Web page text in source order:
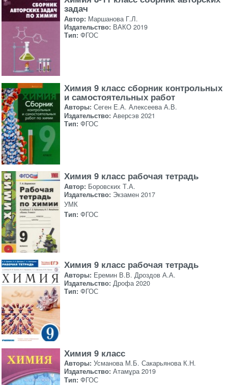
задач
Автор: Маршанова Г.Л.
Издательство: ВАКО 2019
Тип: ФГОС
Химия 9 класс сборник контрольных
и самостоятельных работ
Авторы: Сеген Е.А. Алексеева А.В.
Издательство: Аверсэв 2021
Тип: ФГОС
Химия 9 класс рабочая тетрадь
Автор: Боровских Т.А.
Издательство: Экзамен 2017
УМК
Тип: ФГОС
Химия 9 класс рабочая тетрадь
Авторы: Еремин В.В. Дроздов А.А.
Издательство: Дрофа 2020
Тип: ФГОС
Химия 9 класс
Авторы: Усманова М.Б. Сакарьянова К.Н.
Издательство: Атамұра 2019
Тип: ФГОС